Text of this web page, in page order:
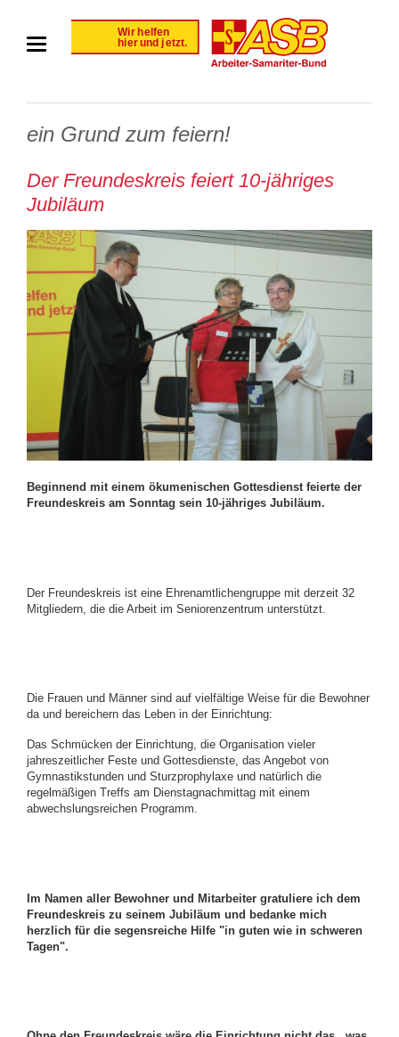
ein Grund zum feiern!
Der Freundeskreis feiert 10-jähriges
Jubiläum
Beginnend mit einem ökumenischen Gottesdienst feierte der
Freundeskreis am Sonntag sein 10-jähriges Jubiläum.
Der Freundeskreis ist eine Ehrenamtlichengruppe mit derzeit 32
Mitgliedern, die die Arbeit im Seniorenzentrum unterstützt.
Die Frauen und Männer sind auf vielfältige Weise für die Bewohner
da und bereichern das Leben in der Einrichtung:
Das Schmücken der Einrichtung, die Organisation vieler
jahreszeitlicher Feste und Gottesdienste, das Angebot von
Gymnastikstunden und Sturzprophylaxe und natürlich die
regelmäßigen Treffs am Dienstagnachmittag mit einem
abwechslungsreichen Programm.
Im Namen aller Bewohner und Mitarbeiter gratuliere ich dem
Freundeskreis zu seinem Jubiläum und bedanke mich
herzlich für die segensreiche Hilfe "in guten wie in schweren
Tagen".